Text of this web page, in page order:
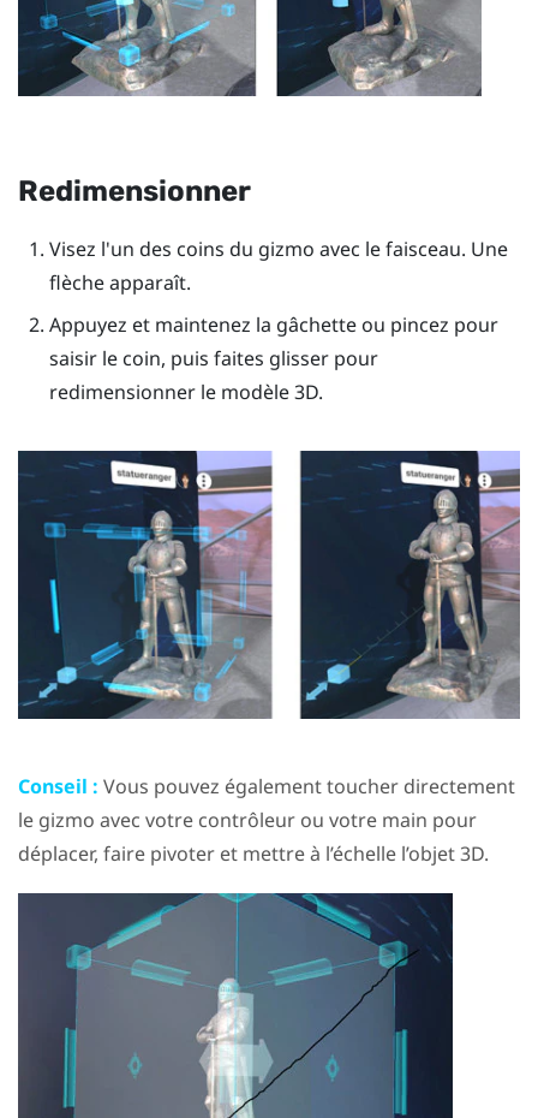
Redimensionner
Visez l'un des coins du gizmo avec le faisceau. Une
flèche apparaît.
Appuyez et maintenez la gâchetteou pincez pour
saisir le coin, puis faites glisser pour
redimensionner le modèle 3D.
Conseil : Vous pouvez également toucher directement
le gizmo avec votre contrôleur ou votre main pour
déplacer, faire pivoter et mettre à l’échelle l’objet 3D.